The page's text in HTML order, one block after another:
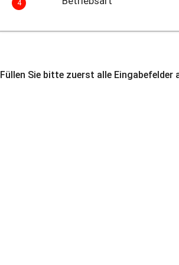
4
Füllen Sie bitte zuerst alle Eingabefelder